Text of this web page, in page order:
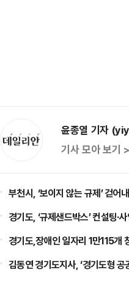
윤종열 기자
기사 모아 보기 >
부천시, ‘보이지 않는 규제’ 걷어
경기도, ‘규제샌드박스’ 컨설팅·
경기도,장애인 일자리 1만115
김동연 경기도지사, ‘경기도형 공